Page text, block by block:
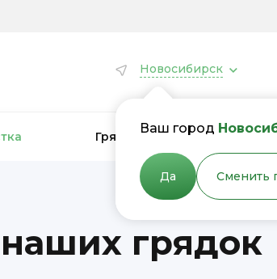
Новосибирск
Ваш город
Да Сменить
Грядки для теплиц
грядок